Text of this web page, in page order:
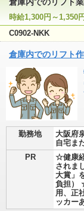
時給1,300円～
C0902-NKK
倉庫内でのリフト
勤務地
大阪府
自宅ま
PR
☆健康
されま
大賞」
負担）
用、正
ッカー